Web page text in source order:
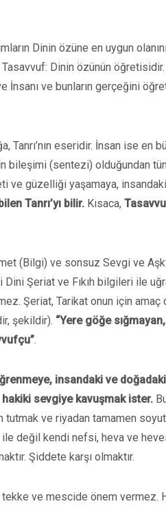
Dinin özüne en uygun
Tasavvuf: Dinin özünün
İnsanı ve bunların gerçeğini
Tanrı’nın eseridir. İnsan ise en
bileşimi (sentezi) olduğundan
ve güzelliği yaşamaya,
Tanrı’yı bilir. Kısaca,
(Bilgi) ve sonsuz Sevgi ve
Dini Şeriat ve Fıkıh bilgileri ile
Şeriat, Tarikat onun için amaç
şekildir). “Yere göğe
.
insandaki ve
sevgiye kavuşmak ister.
tutmak ve riyadan tamamen
ile değil kendi nefsi, heva ve
Şiddete karşı olmaktır.
ve mescide önem vermez.